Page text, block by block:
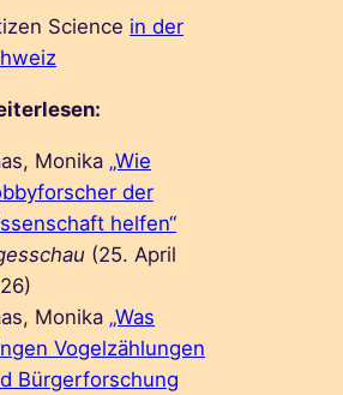
Science in der
Monika „Wie
der
helfen“
(25. April
Monika „Was
Vogelzählungen
Bürgerforschung